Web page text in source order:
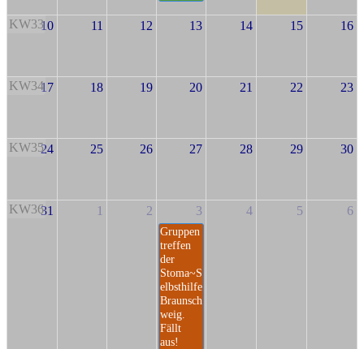
KW3310 11 12 13 14 15 16
KW3417 18 19 20 21 22 23
KW3524 25 26 27 28 29 30
KW3631 1 2 3
Gruppen
treffen
der
Stoma~S
elbsthilfe
Braunsch
weig.
Fällt
aus!
4 5 6